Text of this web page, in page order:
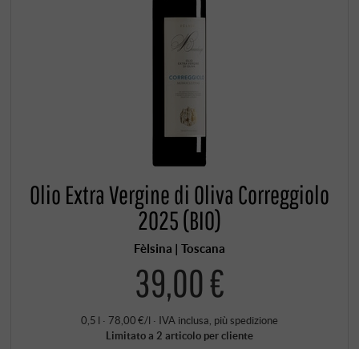
Olio Extra Vergine di Oliva Correggiolo
2025 (BIO)
Fèlsina | Toscana
39,00 €
0,5 l · 78,00 €/l · IVA inclusa , più spedizione
Limitato a 2 articolo per cliente